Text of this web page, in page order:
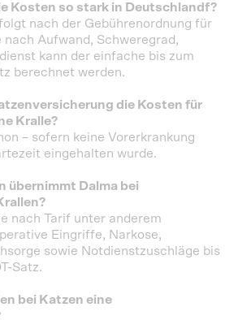
Kosten so stark in Deutschlandf?
nach der Gebührenordnung für
nach Aufwand, Schweregrad,
kann der einfache bis zum
berechnet werden.
die Kosten für
Kralle?
– sofern keine Vorerkrankung
eingehalten wurde.
übernimmt Dalma bei
nach Tarif unter anderem
Eingriffe, Narkose,
sowie Notdienstzuschläge bis
Satz.
bei Katzen eine